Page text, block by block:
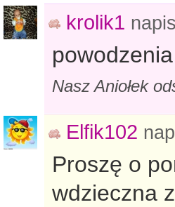
krolik1
powodzenia
Nasz Aniołek
Elfik102
Proszę o
wdzieczna